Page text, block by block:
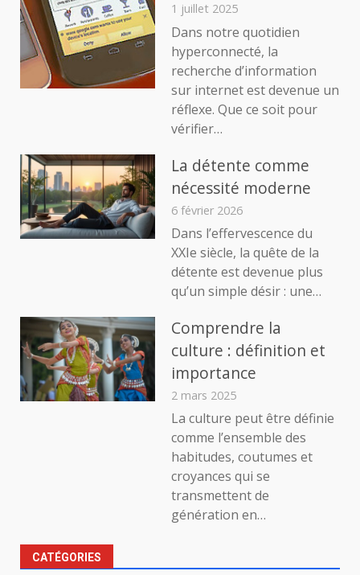
1 juillet 2025
Dans notre quotidien
hyperconnecté, la
recherche d’information
sur internet est devenue un
réflexe. Que ce soit pour
vérifier…
La détente comme
nécessité moderne
6 février 2026
Dans l’effervescence du
XXIe siècle, la quête de la
détente est devenue plus
qu’un simple désir : une…
Comprendre la
culture : définition et
importance
2 mars 2025
La culture peut être définie
comme l’ensemble des
habitudes, coutumes et
croyances qui se
transmettent de
génération en…
CATÉGORIES